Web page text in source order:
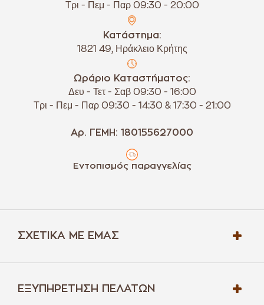
Τρι - Πεμ - Παρ 09:30 - 20:00
Κατάστημα:
1821 49, Ηράκλειο Κρήτης
Ωράριο Καταστήματος:
Δευ - Τετ - Σαβ 09:30 - 16:00
Τρι - Πεμ - Παρ 09:30 - 14:30 & 17:30 - 21:00
Αρ. ΓΕΜΗ: 180155627000
Εντοπισμός παραγγελίας
ΣΧΕΤΙΚΆ ΜΕ ΕΜΆΣ
ΕΞΥΠΗΡΈΤΗΣΗ ΠΕΛΑΤΏΝ